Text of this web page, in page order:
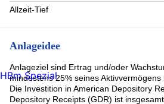
Allzeit-Tief
Anlageidee
Anlageziel sind Ertrag und/oder
mindestens 25% seines Aktivvermögens
Die Investition in American Depository
Depository Receipts (GDR) ist
HBm Spezial